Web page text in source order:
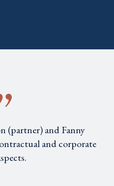
(partner) and Fanny
and corporate